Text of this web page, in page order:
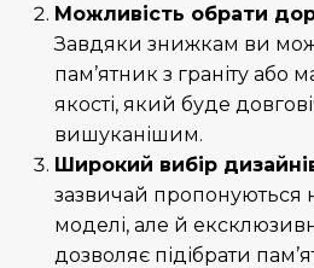
Можливість обрати
Завдяки знижкам ви
пам’ятник з граніту або
якості, який буде
вишуканішим.
Широкий вибір
зазвичай пропонуються
моделі, але й
дозволяє підібрати